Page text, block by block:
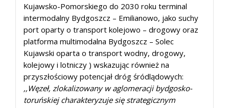
Kujawsko-Pomorskiego do 2030 roku terminal
intermodalny Bydgoszcz – Emilianowo, jako suchy
port oparty o transport kolejowo – drogowy oraz
platforma multimodalna Bydgoszcz – Solec
Kujawski oparta o transport wodny, drogowy,
kolejowy i lotniczy ) wskazując również na
przyszłościowy potencjał dróg śródlądowych:
,,Węzeł, zlokalizowany w aglomeracji bydgosko-
toruńskiej charakteryzuje się strategicznym